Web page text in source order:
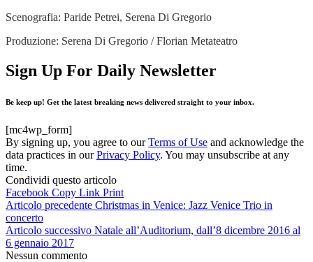
Scenografia: Paride Petrei, Serena Di Gregorio
Produzione: Serena Di Gregorio / Florian Metateatro
Sign Up For Daily Newsletter
Be keep up! Get the latest breaking news delivered straight to your inbox.
[mc4wp_form]
By signing up, you agree to ourTerms of Use and acknowledge the
data practices in ourPrivacy Policy. You may unsubscribe at any
time.
Condividi questo articolo
Facebook Copy Link Print
Articolo precedente Christmas in Venice: Jazz Venice Trio in
concerto
Articolo successivo Natale all’Auditorium, dall’8 dicembre 2016 al
6 gennaio 2017
Nessun commento